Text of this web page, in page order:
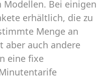
Bei einigen
erhältlich, die zu
Menge an
aber auch andere
eine fixe